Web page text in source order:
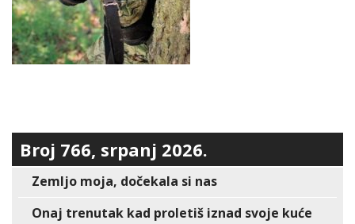
Broj 766, srpanj 2026.
Zemljo moja, dočekala si nas
Onaj trenutak kad proletiš iznad svoje kuće